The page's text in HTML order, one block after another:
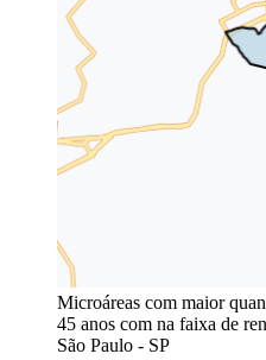
Microáreas com maior
45 anos com na faixa de
São Paulo - SP